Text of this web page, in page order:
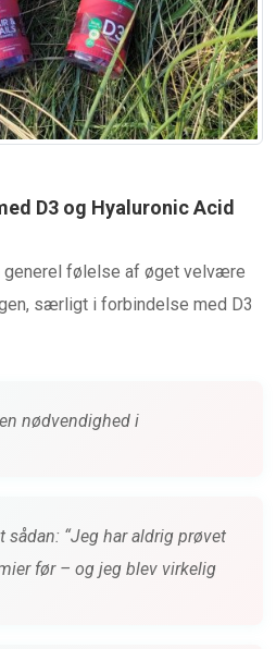
D3 og Hyaluronic Acid
generel følelse af øget velvære
særligt i forbindelse med D3
nødvendighed i
sådan: “Jeg har aldrig prøvet
før – og jeg blev virkelig